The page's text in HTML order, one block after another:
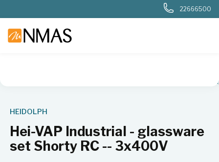
22666500
HEIDOLPH
Hei-VAP Industrial - glassware
set Shorty RC -- 3x400V